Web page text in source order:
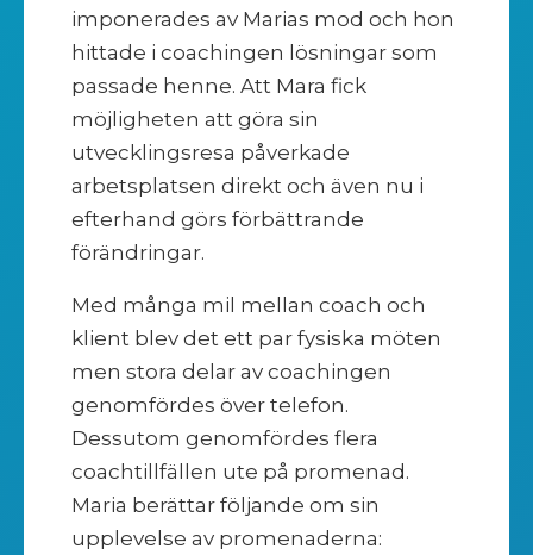
imponerades av Marias mod och hon
hittade i coachingen lösningar som
passade henne. Att Mara fick
möjligheten att göra sin
utvecklingsresa påverkade
arbetsplatsen direkt och även nu i
efterhand görs förbättrande
förändringar.
Med många mil mellan coach och
klient blev det ett par fysiska möten
men stora delar av coachingen
genomfördes över telefon.
Dessutom genomfördes flera
coachtillfällen ute på promenad.
Maria berättar följande om sin
upplevelse av promenaderna: